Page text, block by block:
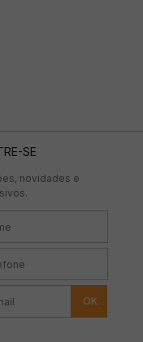
SE
novidades e
OK